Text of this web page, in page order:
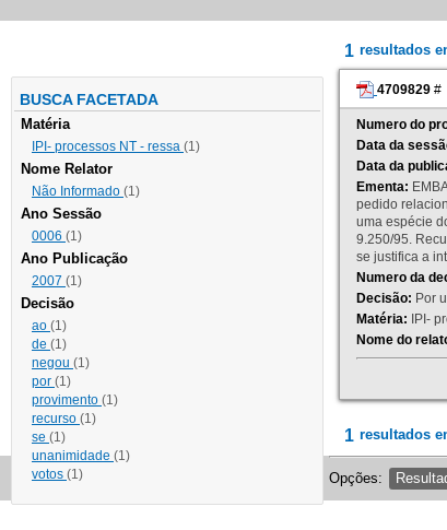
BUSCA FACETADA
Matéria
IPI- processos NT - ressa (1)
Nome Relator
Não Informado (1)
Ano Sessão
0006 (1)
Ano Publicação
2007 (1)
Decisão
ao (1)
de (1)
negou (1)
por (1)
provimento (1)
recurso (1)
se (1)
unanimidade (1)
votos (1)
1 resultados
4709829 #
Numero do
Data da
Data da
Ementa:
pedido
uma espécie
9.250/95.
se justifica a
Numero da
Decisão: Por
Matéria: IPI-
Nome do
1 resultados
Opções: